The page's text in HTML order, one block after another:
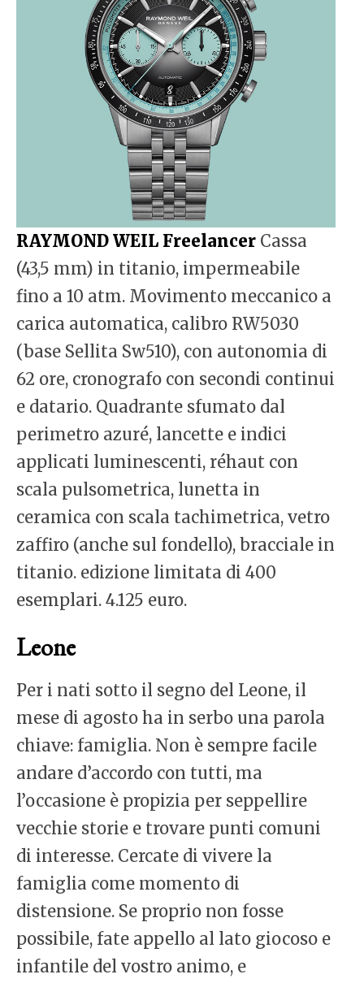
RAYMOND WEIL Freelancer Cassa
(43,5 mm) in titanio, impermeabile
fino a 10 atm. Movimento meccanico a
carica automatica, calibro RW5030
(base Sellita Sw510), con autonomia di
62 ore, cronografo con secondi continui
e datario. Quadrante sfumato dal
perimetro azuré, lancette e indici
applicati luminescenti, réhaut con
scala pulsometrica, lunetta in
ceramica con scala tachimetrica, vetro
zaffiro (anche sul fondello), bracciale in
titanio. edizione limitata di 400
esemplari. 4.125 euro.
Leone
Per i nati sotto il segno del Leone, il
mese di agosto ha in serbo una parola
chiave: famiglia. Non è sempre facile
andare d’accordo con tutti, ma
l’occasione è propizia per seppellire
vecchie storie e trovare punti comuni
di interesse. Cercate di vivere la
famiglia come momento di
distensione. Se proprio non fosse
possibile, fate appello al lato giocoso e
infantile del vostro animo, e